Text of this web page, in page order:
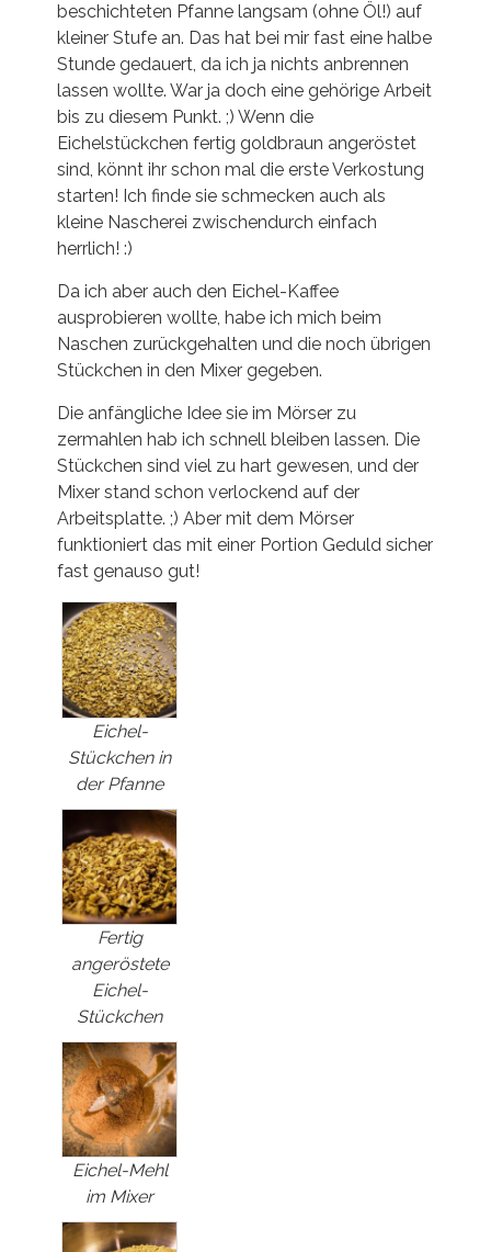
beschichteten Pfanne langsam (ohne Öl!) auf
kleiner Stufe an. Das hat bei mir fast eine halbe
Stunde gedauert, da ich ja nichts anbrennen
lassen wollte. War ja doch eine gehörige Arbeit
bis zu diesem Punkt. ;) Wenn die
Eichelstückchen fertig goldbraun angeröstet
sind, könnt ihr schon mal die erste Verkostung
starten! Ich finde sie schmecken auch als
kleine Nascherei zwischendurch einfach
herrlich! :)
Da ich aber auch den Eichel-Kaffee
ausprobieren wollte, habe ich mich beim
Naschen zurückgehalten und die noch übrigen
Stückchen in den Mixer gegeben.
Die anfängliche Idee sie im Mörser zu
zermahlen hab ich schnell bleiben lassen. Die
Stückchen sind viel zu hart gewesen, und der
Mixer stand schon verlockend auf der
Arbeitsplatte. ;) Aber mit dem Mörser
funktioniert das mit einer Portion Geduld sicher
fast genauso gut!
Eichel-
Stückchen in
der Pfanne
Fertig
angeröstete
Eichel-
Stückchen
Eichel-Mehl
im Mixer